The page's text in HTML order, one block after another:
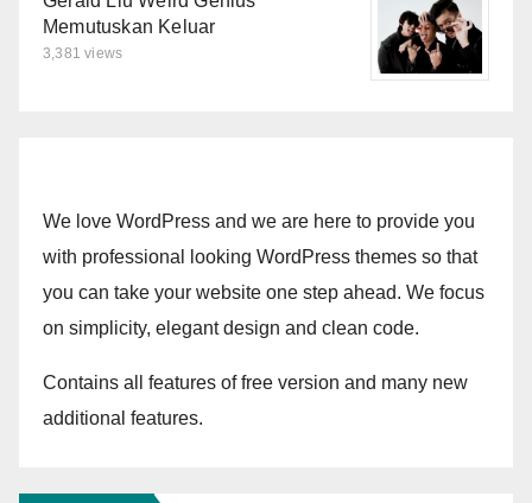
Memutuskan Keluar
3,381 views
We love WordPress and we are here to provide you
with professional looking WordPress themes so that
you can take your website one step ahead. We focus
on simplicity, elegant design and clean code.
Contains all features of free version and many new
additional features.